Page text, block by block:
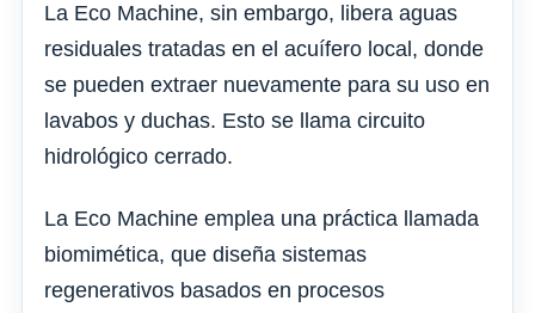
La Eco Machine, sin embargo, libera aguas
residuales tratadas en el acuífero local, donde
se pueden extraer nuevamente para su uso en
lavabos y duchas. Esto se llama circuito
hidrológico cerrado.
La Eco Machine emplea una práctica llamada
biomimética, que diseña sistemas
regenerativos basados ​​en procesos